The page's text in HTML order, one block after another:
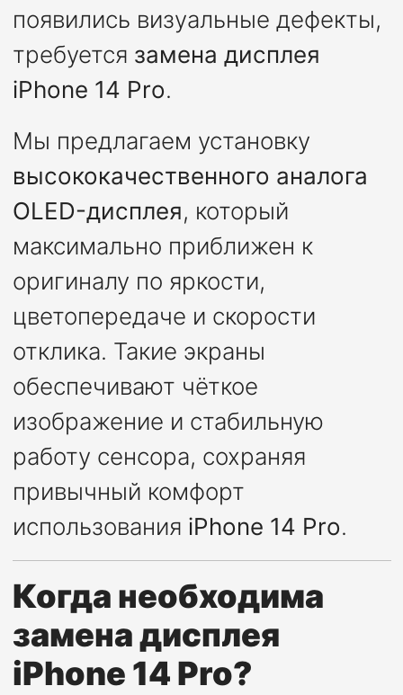
появились визуальные дефекты,
требуется замена дисплея
iPhone 14 Pro.
Мы предлагаем установку
высококачественного аналога
OLED-дисплея, который
максимально приближен к
оригиналу по яркости,
цветопередаче и скорости
отклика. Такие экраны
обеспечивают чёткое
изображение и стабильную
работу сенсора, сохраняя
привычный комфорт
использования iPhone 14 Pro.
Когда необходима
замена дисплея
iPhone 14 Pro?